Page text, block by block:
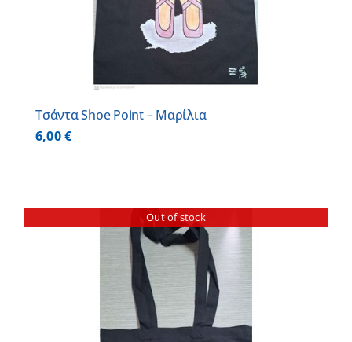
Τσάντα Shoe Point – Μαρίλια
6,00€
Out of stock